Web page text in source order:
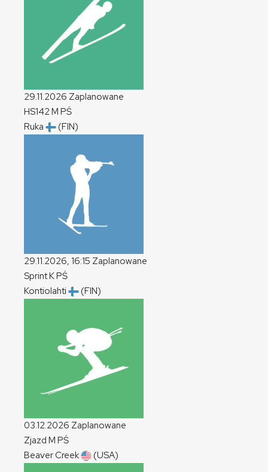
29.11.2026 Zaplanowane
HS142M PŚ
Ruka
(FIN)
29.11.2026, 16:15 Zaplanowane
SprintKPŚ
Kontiolahti
(FIN)
03.12.2026 Zaplanowane
Zjazd M PŚ
Beaver Creek
(USA)